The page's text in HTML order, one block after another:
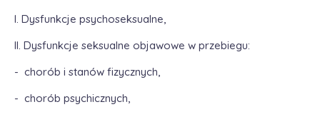
I. Dysfunkcje psychoseksualne,
II. Dysfunkcje seksualne objawowe w przebiegu:
​- chorób i stanów fizycznych,
- chorób psychicznych,